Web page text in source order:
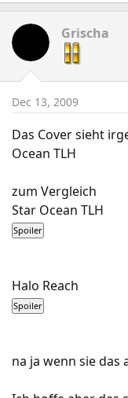
Grischa
Dec 13, 2009
Das Cover sieht
Ocean TLH
zum Vergleich
Star Ocean TLH
Halo Reach
na ja wenn sie das